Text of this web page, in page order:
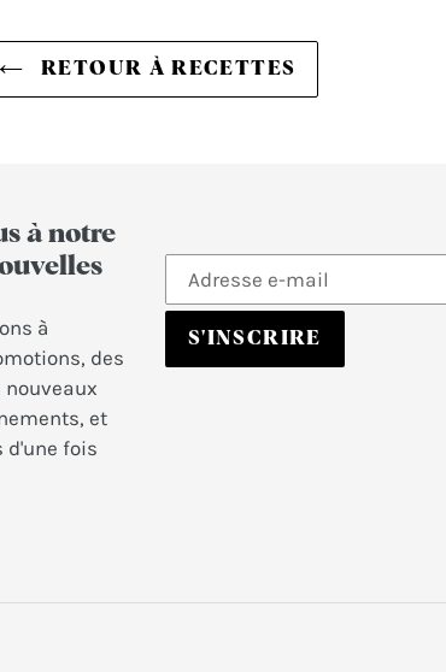
RETOUR À RECETTES
à notre
à
des
nouveaux
et
d'une fois
Inscrivez-
vous
à
notre
S'INSCRIRE